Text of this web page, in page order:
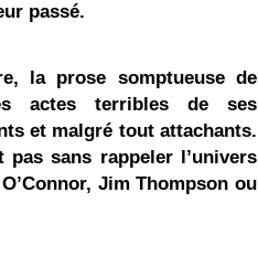
passé.
la prose somptueuse de
actes terribles de ses
et malgré tout attachants.
sans rappeler l’univers
Jim Thompson ou